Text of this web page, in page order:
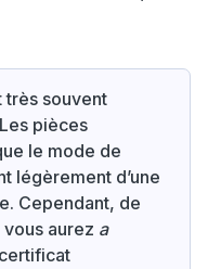
très souvent
pièces
le mode de
légèrement d’une
Cependant, de
aurez a